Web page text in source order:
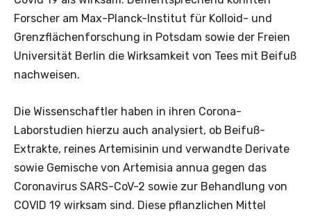
Forscher am Max-Planck-Institut für Kolloid- und
Grenzflächenforschung in Potsdam sowie der Freien
Universität Berlin die Wirksamkeit von Tees mit Beifuß
nachweisen.
Die Wissenschaftler haben in ihren Corona-
Laborstudien hierzu auch analysiert, ob Beifuß-
Extrakte, reines Artemisinin und verwandte Derivate
sowie Gemische von Artemisia annua gegen das
Coronavirus SARS-CoV-2 sowie zur Behandlung von
COVID 19 wirksam sind. Diese pflanzlichen Mittel